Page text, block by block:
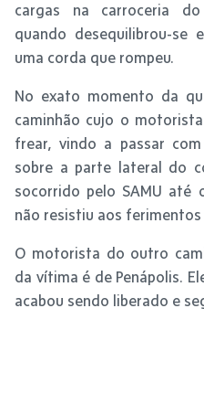
cargas na carroceria
quando desequilibrou-
uma corda que rompeu.
No exato momento da
caminhão cujo o
frear, vindo a passar
sobre a parte lateral do
socorrido pelo SAMU até
não resistiu aos ferimentos
O motorista do outro
da vítima é de Penápolis.
acabou sendo liberado e